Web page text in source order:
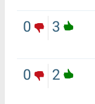
3
0
2
0